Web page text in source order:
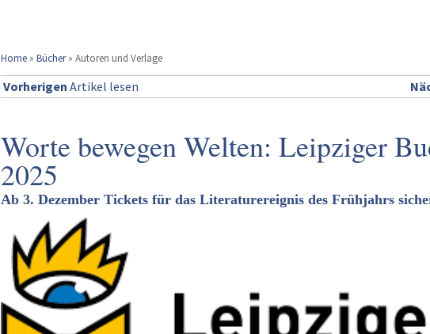
Home » Bücher » Autoren und Verlage
Vorherigen Artikel lesen
Worte bewegen Welten: Leipziger
2025
Ab 3. Dezember Tickets für das Literaturereignis des Frühjahrs